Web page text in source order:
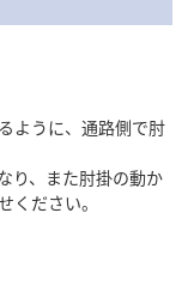
ように、通路側で肘
り、また肘掛の動か
ください。